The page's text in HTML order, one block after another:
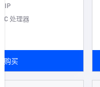
IP
处理器
购买